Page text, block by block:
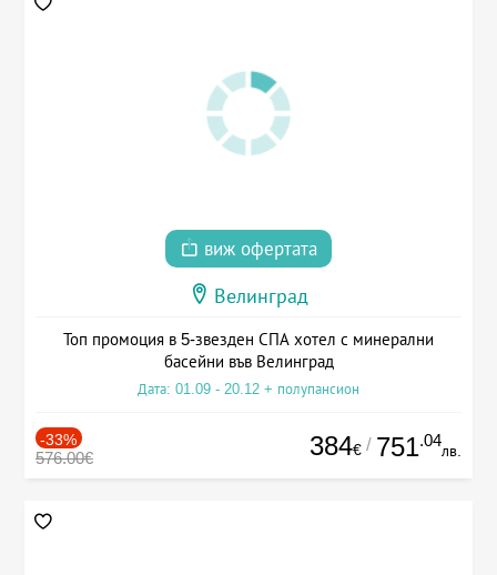
виж офертата
Велинград
Топ промоция в 5-звезден СПА хотел с минерални
басейни във Велинград
Дата: 01.09 - 20.12 + полупансион
-33%
576.00€ 384€ / 751.04
лв.